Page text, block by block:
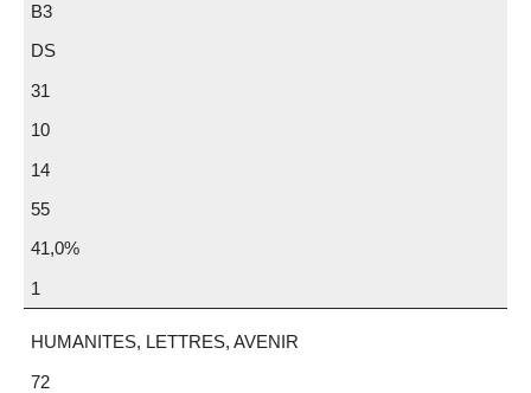
B3
DS
31
10
14
55
41,0%
1
HUMANITES, LETTRES, AVENIR
72